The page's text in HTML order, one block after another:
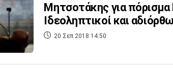
Μητσοτάκης για
Iδεοληπτικοί και
20 Σεπ 2018 14:50